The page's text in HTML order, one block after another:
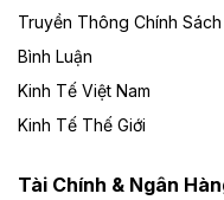
Công ty TNHH Năng
Theo
Đức Long Gia Lai
Lai
Truyền Thông Chính Sách
Bình Luận
Kinh Tế Việt Nam
Kinh Tế Thế Giới
Tài Chính & Ngân